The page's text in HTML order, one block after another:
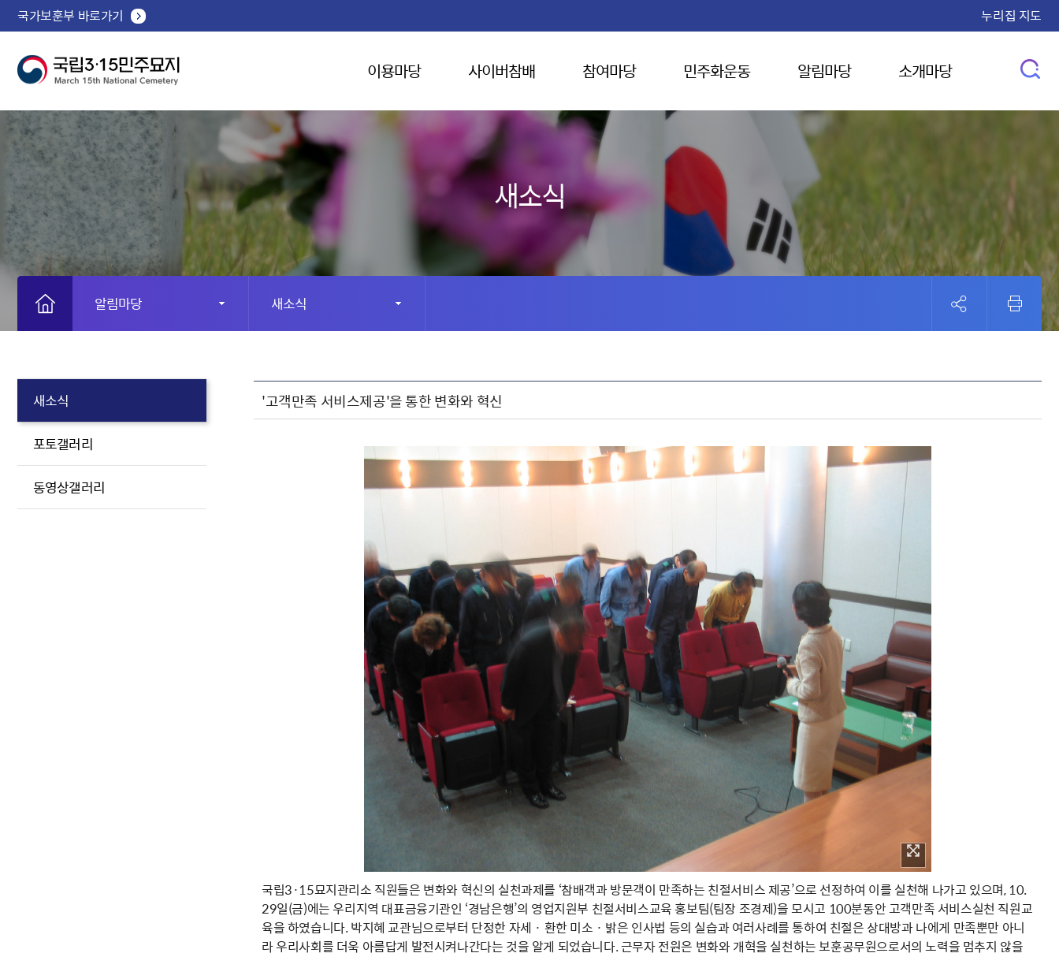
국가보훈부 바로가기 누리집 지도
이용마당 사이버참배 참여마당 민주화운동 알림마당 소개마당
새소식
알림마당 새소식
새소식
포토갤러리
동영상갤러리
'고객만족 서비스제공'을 통한 변화와 혁신
국립3·15묘지관리소 직원들은 변화와 혁신의 실천과제를 ‘참배객과 방문객이 만족하는 친절서비스 제공’으로 선정하여 이를 실천해 나가고 있으며, 10.
29일(금)에는 우리지역 대표금융기관인 ‘경남은행’의 영업지원부 친절서비스교육 홍보팀(팀장 조경제)을 모시고 100분동안 고객만족 서비스실천 직원교
육을 하였습니다. 박지혜 교관님으로부터 단정한 자세 · 환한 미소 · 밝은 인사법 등의 실습과 여러사례를 통하여 친절은 상대방과 나에게 만족뿐만 아니
라 우리사회를 더욱 아름답게 발전시켜나간다는 것을 알게 되었습니다. 근무자 전원은 변화와 개혁을 실천하는 보훈공무원으로서의 노력을 멈추지 않을